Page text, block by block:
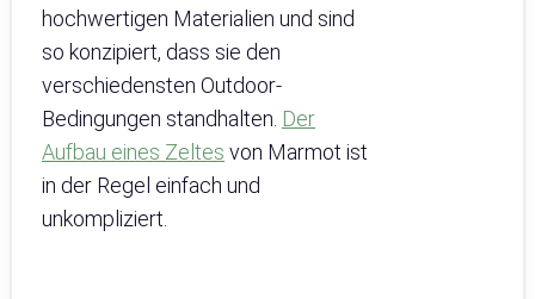
hochwertigen Materialien und sind
so konzipiert, dass sie den
verschiedensten Outdoor-
Bedingungen standhalten. Der
Aufbau eines Zeltes von Marmot ist
in der Regel einfach und
unkompliziert.